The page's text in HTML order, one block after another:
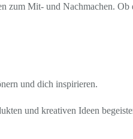
Mit- und Nachmachen.
und dich inspirieren.
und kreativen Ideen